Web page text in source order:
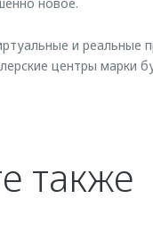
и реальные
центры марки
также